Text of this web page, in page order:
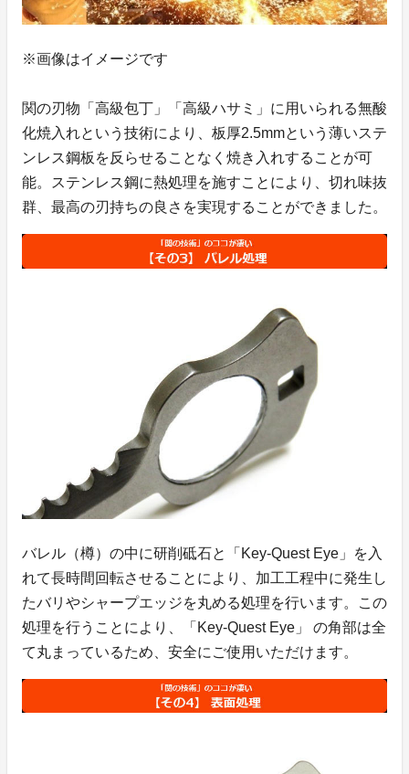
※画像はイメージです
関の刃物「高級包丁」「高級ハサミ」に用いられる無酸
化焼入れという技術により、板厚2.5mmという薄いステ
ンレス鋼板を反らせることなく焼き入れすることが可
能。ステンレス鋼に熱処理を施すことにより、切れ味抜
群、最高の刃持ちの良さを実現することができました。
バレル（樽）の中に研削砥石と「Key-Quest Eye」を入
れて長時間回転させることにより、加工工程中に発生し
たバリやシャープエッジを丸める処理を行います。この
処理を行うことにより、「Key-Quest Eye」 の角部は全
て丸まっているため、安全にご使用いただけます。